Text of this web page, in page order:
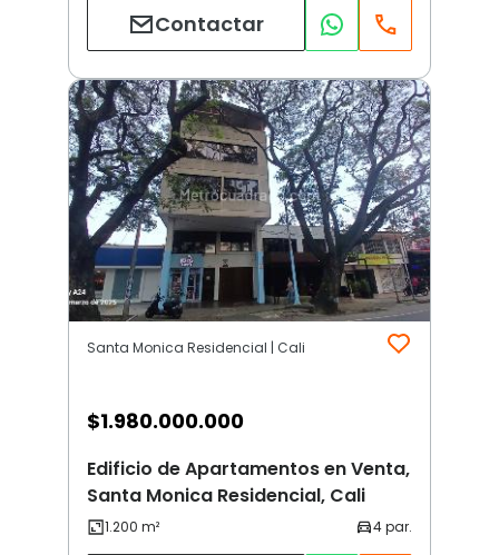
Contactar
Santa Monica Residencial | Cali
$1.980.000.000
Edificio de Apartamentos en Venta,
Santa Monica Residencial, Cali